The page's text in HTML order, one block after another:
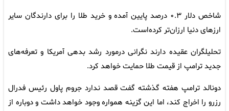
شاخص دلار ۰.۳ درصد پایین آمده و خرید طلا را برای دارندگان سایر
ارزهای دنیا ارزان‌تر کرده‌است.
تحلیلگران عقیده دارند نگرانی درمورد رشد بدهی آمریکا و تعرفه‌های
جدید ترامپ از قیمت طلا حمایت خواهد کرد.
دونالد ترامپ هفته گذشته گفت قصد ندارد جروم پاول رئیس فدرال
رزرو را اخراج کند، اما این گزینه همواره وجود خواهد داشت و دوباره از